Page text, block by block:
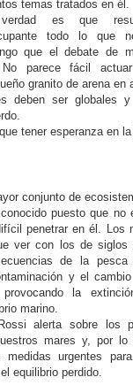
temas tratados en él.
es que
todo lo que
que el debate de
parece fácil
granito de arena en
deben ser globales
tener esperanza en la
conjunto de
puesto que no
penetrar en él. Los
ver con los de
de la pesca
y el
la
marino.
alerta sobre los
mares y, por lo
urgentes
equilibrio perdido.